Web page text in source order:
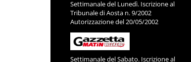
Settimanale del Lunedì. Iscrizione al
Tribunale di Aosta n. 9/2002
Autorizzazione del 20/05/2002
Settimanale del Sabato. Iscrizione al